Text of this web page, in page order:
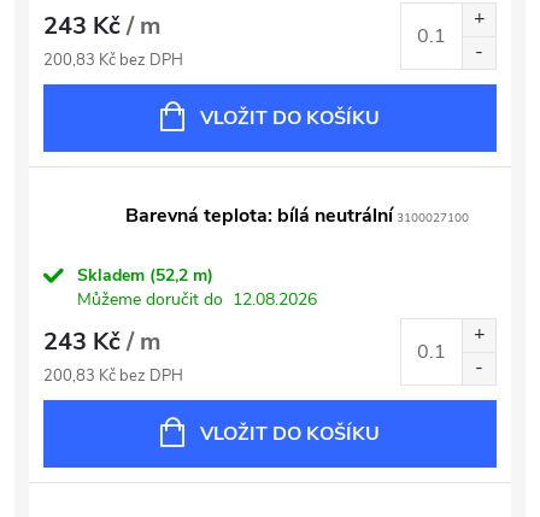
243 Kč/ m
200,83 Kč bez DPH
VLOŽIT DO KOŠÍKU
Barevná teplota: bílá neutrální 3100027100
Skladem (52,2 m)
Můžeme doručit do 12.08.2026
243 Kč/ m
200,83 Kč bez DPH
VLOŽIT DO KOŠÍKU